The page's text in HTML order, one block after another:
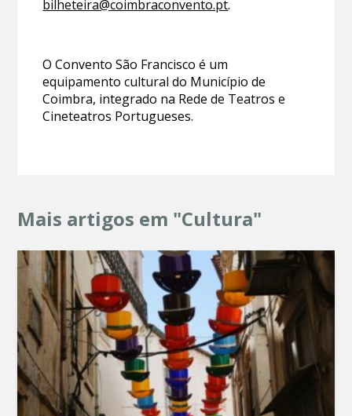
bilheteira@coimbraconvento.pt.
O Convento São Francisco é um
equipamento cultural do Município de
Coimbra, integrado na Rede de Teatros e
Cineteatros Portugueses.
Mais artigos em "Cultura"